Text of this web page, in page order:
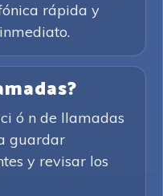
rápida y
ó n de llamadas
guardar
y revisar los